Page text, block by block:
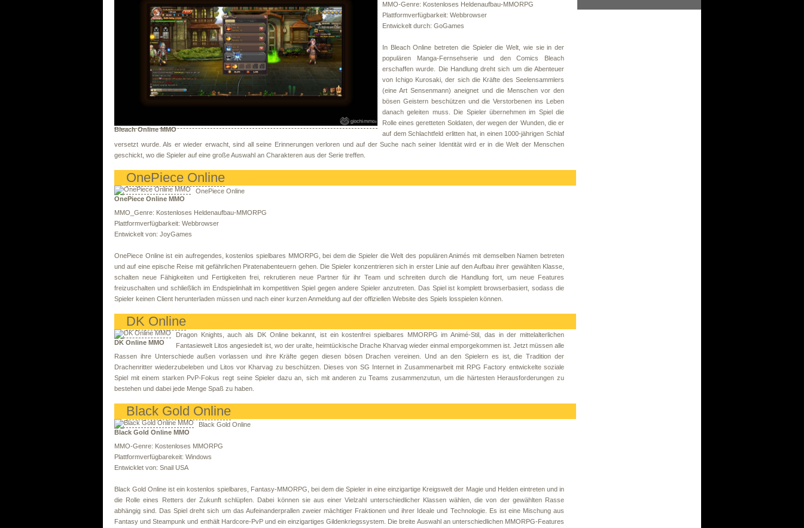
Bleach Online MMO
MMO-Genre: Kostenloses Heldenaufbau-MMORPG
Plattformverfügbarkeit: Webbrowser
Entwickelt durch: GoGames
In Bleach Online betreten die Spieler die Welt, wie sie in der
populären Manga-Fernsehserie und den Comics Bleach
erschaffen wurde. Die Handlung dreht sich um die Abenteuer
von Ichigo Kurosaki, der sich die Kräfte des Seelensammlers
(eine Art Sensenmann) aneignet und die Menschen vor den
bösen Geistern beschützen und die Verstorbenen ins Leben
danach geleiten muss. Die Spieler übernehmen im Spiel die
Rolle eines geretteten Soldaten, der wegen der Wunden, die er
auf dem Schlachtfeld erlitten hat, in einen 1000-jährigen Schlaf
versetzt wurde. Als er wieder erwacht, sind all seine Erinnerungen verloren und auf der Suche nach seiner Identität wird er in die Welt der Menschen
geschickt, wo die Spieler auf eine große Auswahl an Charakteren aus der Serie treffen.
OnePiece Online
OnePiece Online MMO
OnePiece Online
MMO_Genre: Kostenloses Heldenaufbau-MMORPG
Plattformverfügbarkeit: Webbrowser
Entwickelt von: JoyGames
OnePiece Online ist ein aufregendes, kostenlos spielbares MMORPG, bei dem die Spieler die Welt des populären Animés mit demselben Namen betreten
und auf eine epische Reise mit gefährlichen Piratenabenteuern gehen. Die Spieler konzentrieren sich in erster Linie auf den Aufbau ihrer gewählten Klasse,
schalten neue Fähigkeiten und Fertigkeiten frei, rekrutieren neue Partner für ihr Team und schreiten durch die Handlung fort, um neue Features
freizuschalten und schließlich im Endspielinhalt im kompetitiven Spiel gegen andere Spieler anzutreten. Das Spiel ist komplett browserbasiert, sodass die
Spieler keinen Client herunterladen müssen und nach einer kurzen Anmeldung auf der offiziellen Website des Spiels losspielen können.
DK Online
DK Online MMO
Dragon Knights, auch als DK Online bekannt, ist ein kostenfrei spielbares MMORPG im Animé-Stil, das in der mittelalterlichen
Fantasiewelt Litos angesiedelt ist, wo der uralte, heimtückische Drache Kharvag wieder einmal emporgekommen ist. Jetzt müssen alle
Rassen ihre Unterschiede außen vorlassen und ihre Kräfte gegen diesen bösen Drachen vereinen. Und an den Spielern es ist, die Tradition der
Drachenritter wiederzubeleben und Litos vor Kharvag zu beschützen. Dieses von SG Internet in Zusammenarbeit mit RPG Factory entwickelte soziale
Spiel mit einem starken PvP-Fokus regt seine Spieler dazu an, sich mit anderen zu Teams zusammenzutun, um die härtesten Herausforderungen zu
bestehen und dabei jede Menge Spaß zu haben.
Black Gold Online
Black Gold Online MMO
Black Gold Online
MMO-Genre: Kostenloses MMORPG
Plattformverfügbarekeit: Windows
Entwicklet von: Snail USA
Black Gold Online ist ein kostenlos spielbares, Fantasy-MMORPG, bei dem die Spieler in eine einzigartige Kreigswelt der Magie und Helden eintreten und in
die Rolle eines Retters der Zukunft schlüpfen. Dabei können sie aus einer Vielzahl unterschiedlicher Klassen wählen, die von der gewählten Rasse
abhängig sind. Das Spiel dreht sich um das Aufeinanderprallen zweier mächtiger Fraktionen und ihrer Ideale und Technologie. Es ist eine Mischung aus
Fantasy und Steampunk und enthält Hardcore-PvP und ein einzigartiges Gildenkriegssystem. Die breite Auswahl an unterschiedlichen MMORPG-Features